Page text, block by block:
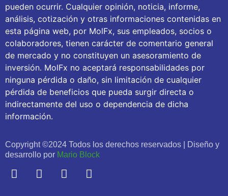
pueden ocurrir. Cualquier opinión, noticia, informe,
análisis, cotización y otras informaciones contenidas en
esta página web, por MolFx, sus empleados, socios o
colaboradores, tienen carácter de comentario general
de mercado y no constituyen un asesoramiento de
inversión. MolFx no aceptará responsabilidades por
ninguna pérdida o daño, sin limitación de cualquier
pérdida de beneficios que pueda surgir directa o
indirectamente del uso o dependencia de dicha
información.
Copyright ©2024 Todos los derechos reservados | Diseño y
desarrollo por Mario Block